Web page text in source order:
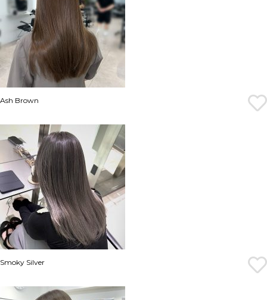
Ash Brown
Smoky Silver